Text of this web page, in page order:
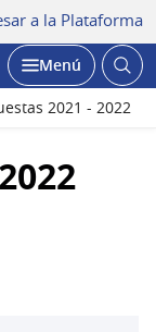
a la Plataforma
Abrir
Menú
2021 - 2022